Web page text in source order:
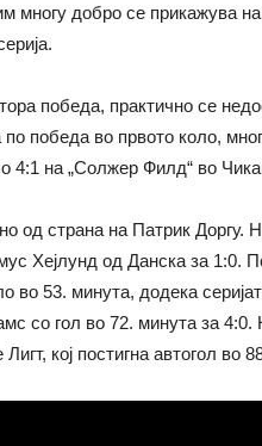
многу добро се прикажува
победа, практично се
победа во првото коло,
4:1 на „Солжер Филд“ во
од страна на Патрик Доргу.
Хејлунд од Данска за 1:0.
53. минута, додека
со гол во 72. минута за 4:0.
кој постигна автогол во